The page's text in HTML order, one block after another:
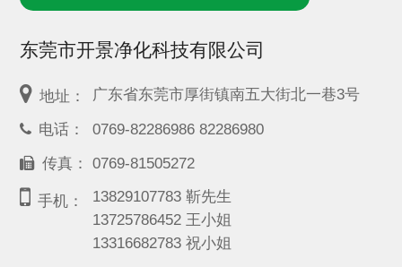
东莞市开景净化科技有限公司
地址： 广东省东莞市厚街镇南五大街北一巷3号
电话： 0769-82286986 82286980
传真： 0769-81505272
手机：
13829107783 靳先生
13725786452 王小姐
13316682783 祝小姐